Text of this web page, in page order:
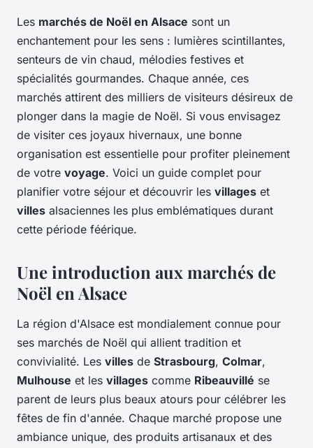
Les marchés de Noël en Alsace sont un
enchantement pour les sens : lumières scintillantes,
senteurs de vin chaud, mélodies festives et
spécialités gourmandes. Chaque année, ces
marchés attirent des milliers de visiteurs désireux de
plonger dans la magie de Noël. Si vous envisagez
de visiter ces joyaux hivernaux, une bonne
organisation est essentielle pour profiter pleinement
de votre voyage. Voici un guide complet pour
planifier votre séjour et découvrir les villages et
villes alsaciennes les plus emblématiques durant
cette période féérique.
Une introduction aux marchés de
Noël en Alsace
La région d'Alsace est mondialement connue pour
ses marchés de Noël qui allient tradition et
convivialité. Les villes de Strasbourg, Colmar,
Mulhouse et les villages comme Ribeauvillé se
parent de leurs plus beaux atours pour célébrer les
fêtes de fin d'année. Chaque marché propose une
ambiance unique, des produits artisanaux et des